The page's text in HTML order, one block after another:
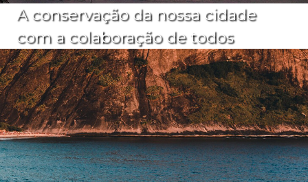
A conservação da nossa cidade
com a colaboração de todos